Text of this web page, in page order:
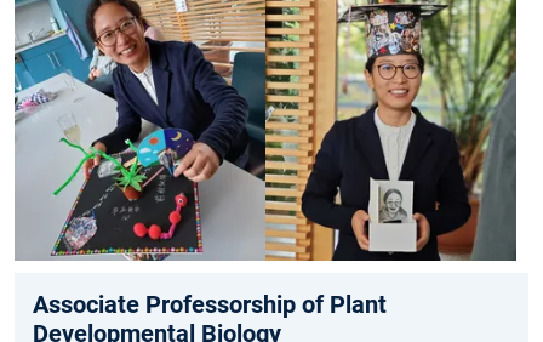
Associate Professorship of Plant
Developmental Biology